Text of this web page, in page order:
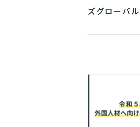
ズグローバ